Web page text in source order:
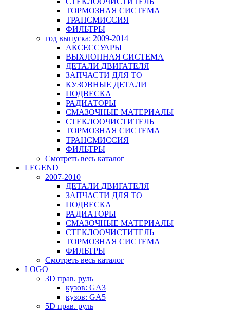
ТОРМОЗНАЯ СИСТЕМА
ТРАНСМИССИЯ
ФИЛЬТРЫ
год выпуска: 2009-2014
АКСЕССУАРЫ
ВЫХЛОПНАЯ СИСТЕМА
ДЕТАЛИ ДВИГАТЕЛЯ
ЗАПЧАСТИ ДЛЯ ТО
КУЗОВНЫЕ ДЕТАЛИ
ПОДВЕСКА
РАДИАТОРЫ
СМАЗОЧНЫЕ МАТЕРИАЛЫ
СТЕКЛООЧИСТИТЕЛЬ
ТОРМОЗНАЯ СИСТЕМА
ТРАНСМИССИЯ
ФИЛЬТРЫ
Смотреть весь каталог
LEGEND
2007-2010
ДЕТАЛИ ДВИГАТЕЛЯ
ЗАПЧАСТИ ДЛЯ ТО
ПОДВЕСКА
РАДИАТОРЫ
СМАЗОЧНЫЕ МАТЕРИАЛЫ
СТЕКЛООЧИСТИТЕЛЬ
ТОРМОЗНАЯ СИСТЕМА
ФИЛЬТРЫ
Смотреть весь каталог
LOGO
3D прав. руль
кузов: GA3
кузов: GA5
5D прав. руль